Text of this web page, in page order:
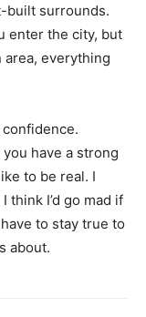
built surrounds.
enter the city, but
everything
have a strong
to be real. I
think I’d go mad if
to stay true to
about.